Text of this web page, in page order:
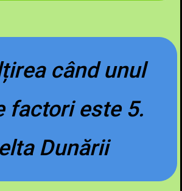
când unul
factori este 5.
Dunării